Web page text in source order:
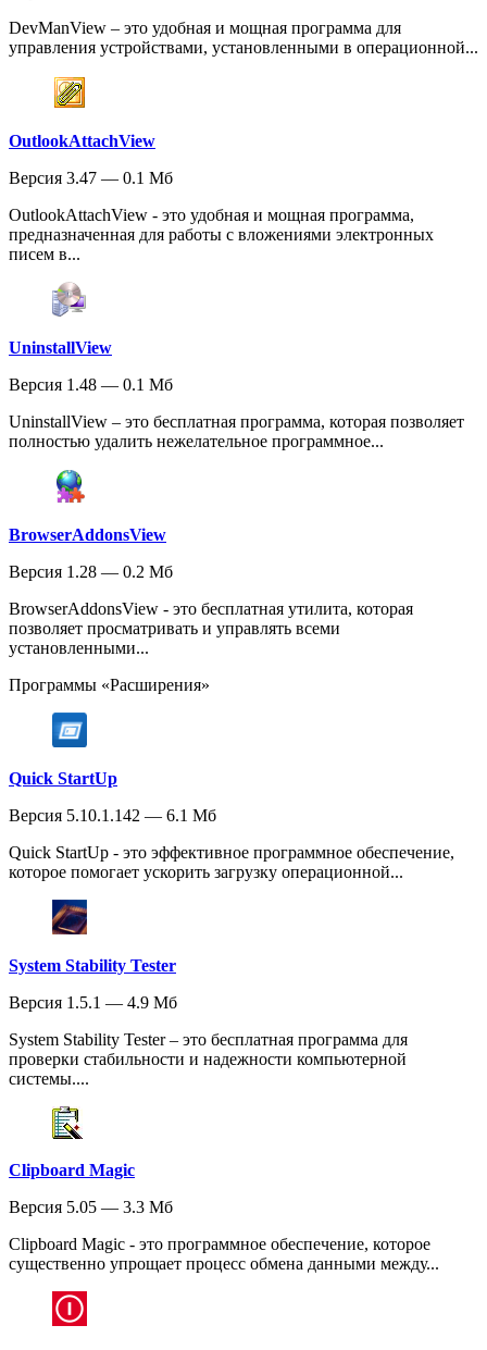
DevManView – это удобная и мощная программа для
управления устройствами, установленными в операционной...
OutlookAttachView
Версия 3.47 — 0.1 Мб
OutlookAttachView - это удобная и мощная программа,
предназначенная для работы с вложениями электронных
писем в...
UninstallView
Версия 1.48 — 0.1 Мб
UninstallView – это бесплатная программа, которая позволяет
полностью удалить нежелательное программное...
BrowserAddonsView
Версия 1.28 — 0.2 Мб
BrowserAddonsView - это бесплатная утилита, которая
позволяет просматривать и управлять всеми
установленными...
Программы «Расширения»
Quick StartUp
Версия 5.10.1.142 — 6.1 Мб
Quick StartUp - это эффективное программное обеспечение,
которое помогает ускорить загрузку операционной...
System Stability Tester
Версия 1.5.1 — 4.9 Мб
System Stability Tester – это бесплатная программа для
проверки стабильности и надежности компьютерной
системы....
Clipboard Magic
Версия 5.05 — 3.3 Мб
Clipboard Magic - это программное обеспечение, которое
существенно упрощает процесс обмена данными между...